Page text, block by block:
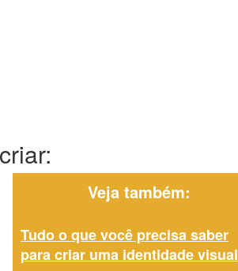
Veja também:
Tudo o que você precisa saber
para criar uma identidade visual